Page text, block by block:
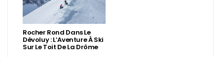
Rocher Rond Dans Le
Dévoluy : L’Aventure À Ski
Sur Le Toit De La Drôme